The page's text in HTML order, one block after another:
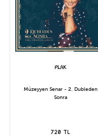
Müzeyyen Senar - 2. Dubleden
Sonra
720 TL